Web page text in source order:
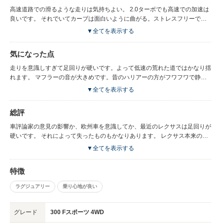
高速道路での滑るような走りは気持ちよい。 2.0ターボでも高速での加速は
良いです。 それでいてカーブは面白いように曲がる。ストレスフリーで
す。 先日も休憩なしで500ｋｍ走りましたが、運転酔いすることもなく疲れ
▼全てを表示する
気になった点
走りを意識しすぎて足回りが硬いです。よって低速の荒れた道ではかなり揺
れます。 マフラーの音が大きめです。昔のハリアーの方がフワフワで静か
▼全てを表示する
総評
車評論家の意見の影響か、欧州車を意識してか、最近のレクサスは足回りが
硬いです。 それによって失ったものもかなりあります。 レクサス本来の路
線である高品質なアメ車で良いと思うのですが。
▼全てを表示する
特徴
ラグジュアリー 乗り心地が良い
グレード 300 Fスポーツ 4WD